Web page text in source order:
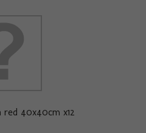
40x40cm x12